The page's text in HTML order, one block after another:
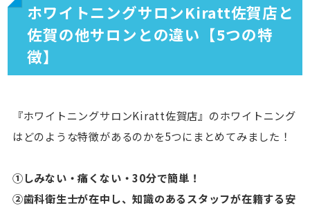
ホワイトニングサロンKiratt佐賀店と
佐賀の他サロンとの違い【5つの特
徴】
『ホワイトニングサロンKiratt佐賀店』のホワイトニング
はどのような特徴があるのかを5つにまとめてみました！
①しみない・痛くない・30分で簡単！
②歯科衛生士が在中し、知識のあるスタッフが在籍する安